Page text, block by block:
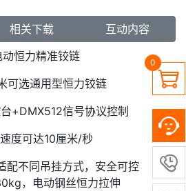

0

相关下载
互动内容
动恒力精准铰链
可选通用型恒力铰链
+DMX512信号协议控制
度可达10厘米/秒
配不同吊挂方式，安全可控
，电动钢丝恒力拉伸